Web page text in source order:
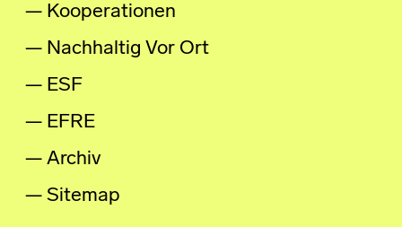
Kooperationen
Nachhaltig Vor Ort
ESF
EFRE
Archiv
Sitemap